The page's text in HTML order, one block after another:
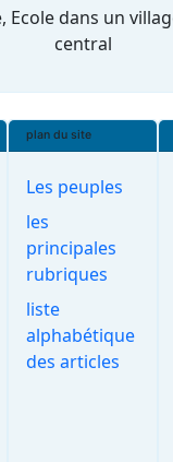
Ecole dans un
central
plan du site
Les peuples
les
principales
rubriques
liste
alphabétique
des articles